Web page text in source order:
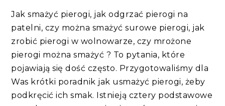
Jak smażyć pierogi, jak odgrzać pierogi na
patelni, czy można smażyć surowe pierogi, jak
zrobić pierogi w wolnowarze, czy mrożone
pierogi można smażyć ? To pytania, które
pojawiają się dość często. Przygotowaliśmy dla
Was krótki poradnik jak usmażyć pierogi, żeby
podkręcić ich smak. Istnieją cztery podstawowe